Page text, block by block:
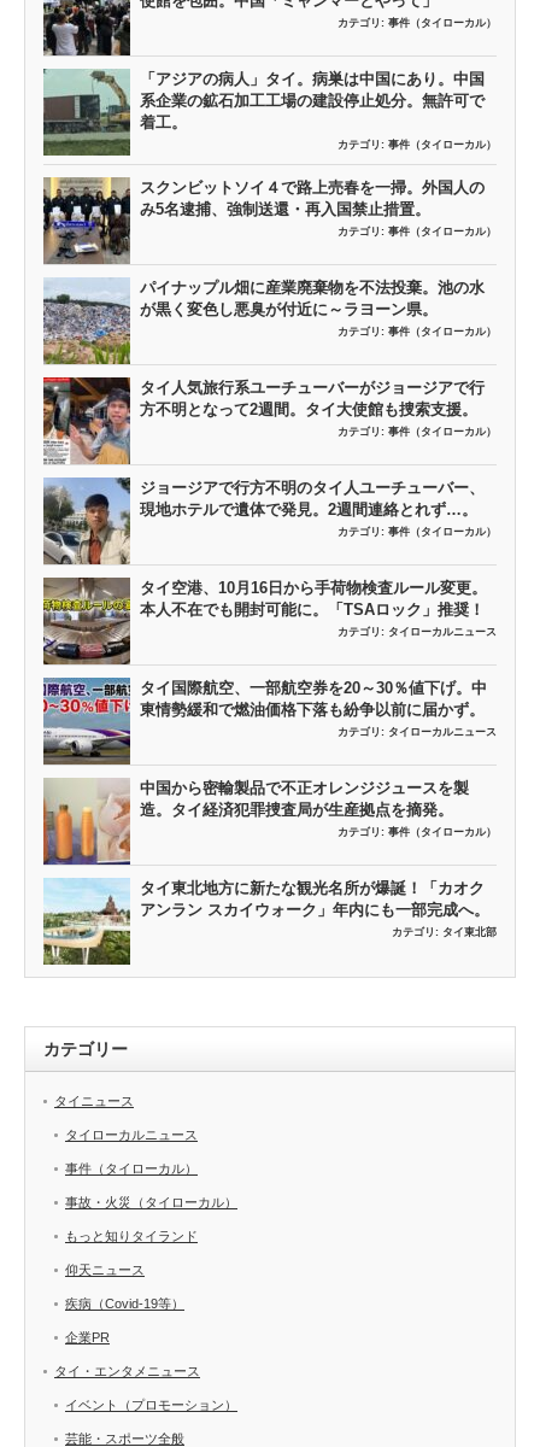
カテゴリ: 事件（タイローカル）
「アジアの病人」タイ。病巣は中国にあり。中国
系企業の鉱石加工工場の建設停止処分。無許可で
着工。
カテゴリ: 事件（タイローカル）
スクンビットソイ４で路上売春を一掃。外国人の
み5名逮捕、強制送還・再入国禁止措置。
カテゴリ: 事件（タイローカル）
パイナップル畑に産業廃棄物を不法投棄。池の水
が黒く変色し悪臭が付近に～ラヨーン県。
カテゴリ: 事件（タイローカル）
タイ人気旅行系ユーチューバーがジョージアで行
方不明となって2週間。タイ大使館も捜索支援。
カテゴリ: 事件（タイローカル）
ジョージアで行方不明のタイ人ユーチューバー、
現地ホテルで遺体で発見。2週間連絡とれず…。
カテゴリ: 事件（タイローカル）
タイ空港、10月16日から手荷物検査ルール変更。
本人不在でも開封可能に。「TSAロック」推奨！
カテゴリ: タイローカルニュース
タイ国際航空、一部航空券を20～30％値下げ。中
東情勢緩和で燃油価格下落も紛争以前に届かず。
カテゴリ: タイローカルニュース
中国から密輸製品で不正オレンジジュースを製
造。タイ経済犯罪捜査局が生産拠点を摘発。
カテゴリ: 事件（タイローカル）
タイ東北地方に新たな観光名所が爆誕！「カオク
アンラン スカイウォーク」年内にも一部完成へ。
カテゴリ: タイ東北部
カテゴリー
タイニュース
タイローカルニュース
事件（タイローカル）
事故・火災（タイローカル）
もっと知りタイランド
仰天ニュース
疾病（Covid-19等）
企業PR
タイ・エンタメニュース
イベント（プロモーション）
芸能・スポーツ全般